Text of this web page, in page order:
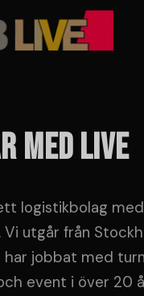
med live
ett logistikbolag
Vi utgår från
jobbat med
event i över 20